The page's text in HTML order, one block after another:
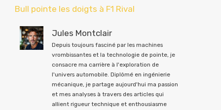
Bull pointe les doigts à F1 Rival
Jules Montclair
Depuis toujours fasciné par les machines
vrombissantes et la technologie de pointe, je
consacre ma carrière à l'exploration de
l'univers automobile. Diplômé en ingénierie
mécanique, je partage aujourd'hui ma passion
et mes analyses à travers des articles qui
allient rigueur technique et enthousiasme